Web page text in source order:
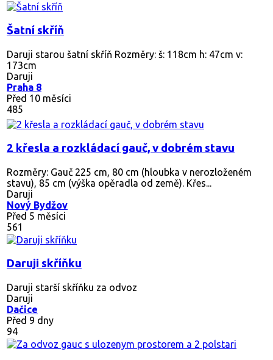
Šatní skříň
Daruji starou šatní skříň Rozměry: š: 118cm h: 47cm v:
173cm
Daruji
Praha 8
Před 10 měsíci
485
2 křesla a rozkládací gauč, v dobrém stavu
Rozměry: Gauč 225 cm, 80 cm (hloubka v nerozloženém
stavu), 85 cm (výška opěradla od země). Křes...
Daruji
Nový Bydžov
Před 5 měsíci
561
Daruji skříňku
Daruji starší skříňku za odvoz
Daruji
Dačice
Před 9 dny
94